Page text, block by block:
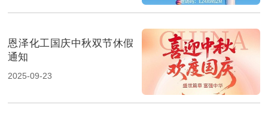
恩泽化工国庆中秋双节休假
通知
2025-09-23